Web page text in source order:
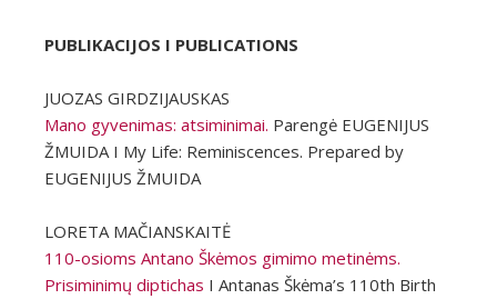
PUBLIKACIJOS I PUBLICATIONS
JUOZAS GIRDZIJAUSKAS
Mano gyvenimas: atsiminimai. Parengė EUGENIJUS
ŽMUIDA I My Life: Reminiscences. Prepared by
EUGENIJUS ŽMUIDA
LORETA MAČIANSKAITĖ
110-osioms Antano Škėmos gimimo metinėms.
Prisiminimų diptichas I Antanas Škėma’s 110th Birth